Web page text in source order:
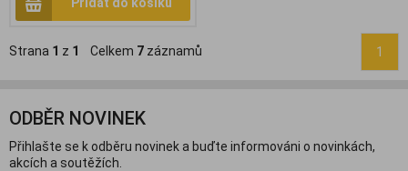
Strana 1 z 1 Celkem 7 záznamů 1
ODBĚR NOVINEK
Přihlašte se k odběru novinek a buďte informováni o novinkách,
akcích a soutěžích.